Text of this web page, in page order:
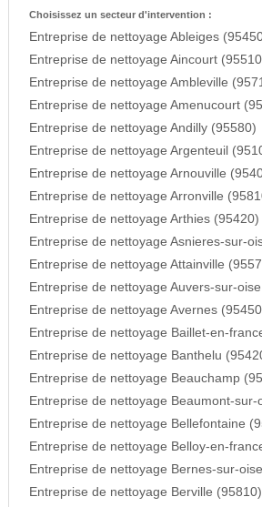
Choisissez un secteur d'intervention :
Entreprise de nettoyage Ableiges
Entreprise de nettoyage Aincourt
Entreprise de nettoyage Ambleville
Entreprise de nettoyage Amenucourt
Entreprise de nettoyage Andilly (95580)
Entreprise de nettoyage Argenteuil
Entreprise de nettoyage Arnouville
Entreprise de nettoyage Arronville
Entreprise de nettoyage Arthies (95420)
Entreprise de nettoyage Asnieres-sur-
Entreprise de nettoyage Attainville
Entreprise de nettoyage Auvers-sur-
Entreprise de nettoyage Avernes
Entreprise de nettoyage Baillet-en-
Entreprise de nettoyage Banthelu
Entreprise de nettoyage Beauchamp
Entreprise de nettoyage Beaumont-sur-
Entreprise de nettoyage Bellefontaine
Entreprise de nettoyage Belloy-en-
Entreprise de nettoyage Bernes-sur-
Entreprise de nettoyage Berville (95810)